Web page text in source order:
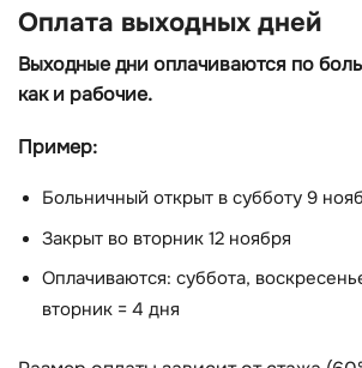
Оплата выходных дней
Выходные дни оплачиваются по
как и рабочие.
Пример:
Больничный открыт в субботу 9
Закрыт во вторник 12 ноября
Оплачиваются: суббота,
вторник = 4 дня